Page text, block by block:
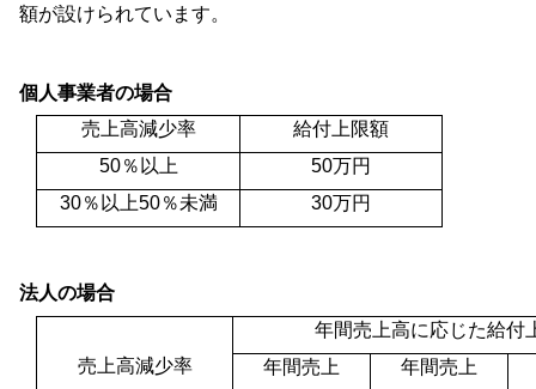
額が設けられています。
個人事業者の場合
売上高減少率
給付上限額
50％以上 50万円
30％以上50％未満 30万円
法人の場合
売上高減少率
年間売上高に応じた給付
年間売上
年間売上